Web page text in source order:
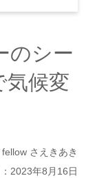
のシー
気候変
さえきあき
2023年8月16日